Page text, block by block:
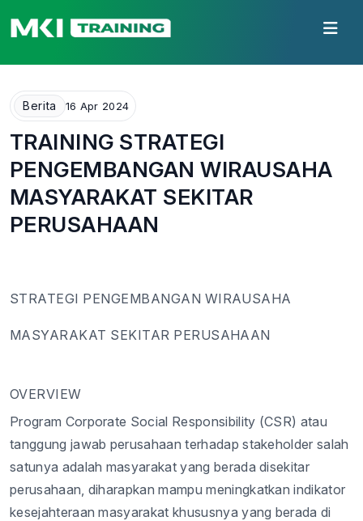
Berita 16 Apr 2024
TRAINING STRATEGI
PENGEMBANGAN WIRAUSAHA
MASYARAKAT SEKITAR
PERUSAHAAN
STRATEGI PENGEMBANGAN WIRAUSAHA
MASYARAKAT SEKITAR PERUSAHAAN
OVERVIEW
Program Corporate Social Responsibility (CSR) atau
tanggung jawab perusahaan terhadap stakeholder salah
satunya adalah masyarakat yang berada disekitar
perusahaan, diharapkan mampu meningkatkan indikator
kesejahteraan masyarakat khususnya yang berada di